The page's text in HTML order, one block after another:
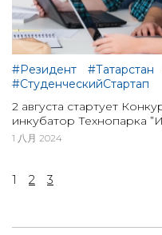
#Резидент #Татарстан
#СтуденческийСтартап
2 августа стартует
инкубатор Технопарка
1 八月 2024
1 2 3